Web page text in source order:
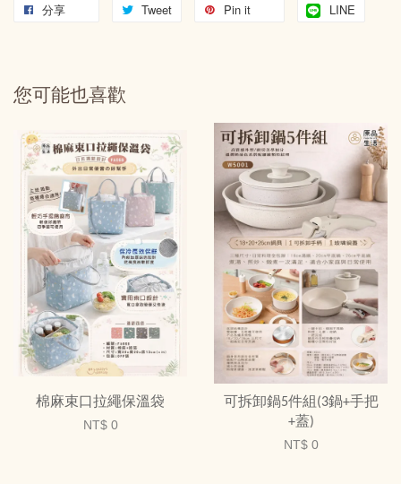
分享 Tweet Pin it LINE
您可能也喜歡
棉麻束口拉繩保溫袋
NT$ 0
可拆卸鍋5件組(3鍋+手把
+蓋)
NT$ 0